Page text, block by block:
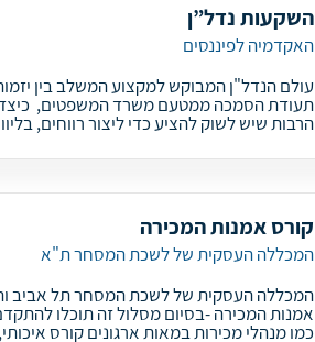
השקעות נדל”ן
האקדמיה לפיננסים
עולם הנדל"ן המבוקש למקצוע המשלב בין יזמות
תעודת הסמכה ממטעם משרד המשפטים, כיצד
הרבות שיש לשוק להציע כדי ליצור רווחים,
קורס אמנות המכירה
המכללה העסקית של לשכת המסחר ת"א
המכללה העסקית של לשכת המסחר תל אביב
אמנות המכירה -בסיום מסלול זה תוכלו
כמו מנהלי מכירות במאות ארגונים קורס